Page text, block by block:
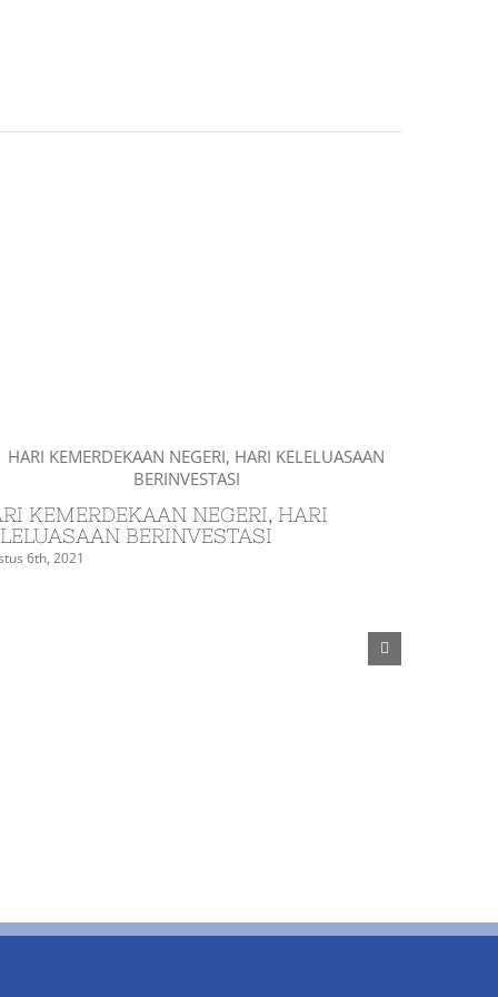
KEMERDEKAAN NEGERI, HARI
BERINVESTASI
6th, 2021